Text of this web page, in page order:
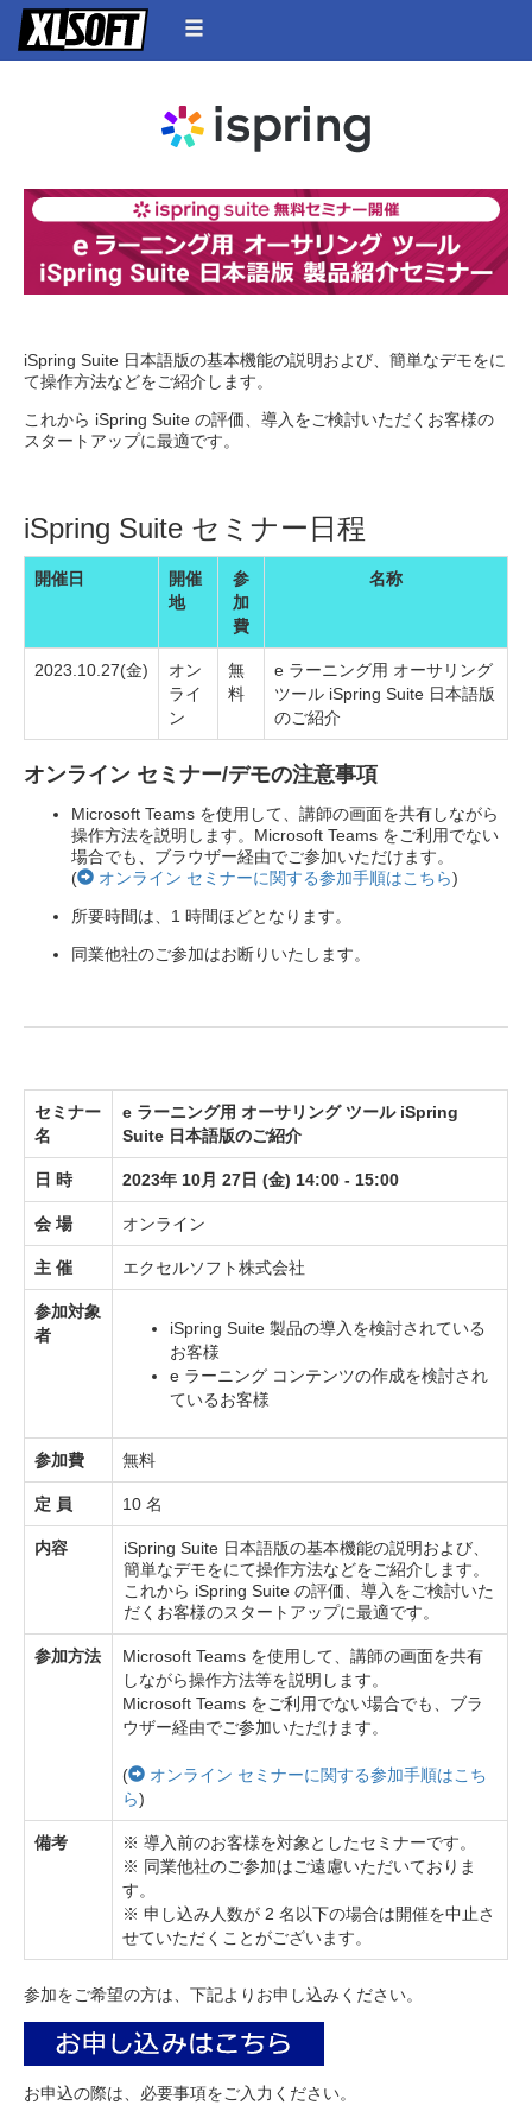
iSpring Suite 日本語版の基本機能の説明および、簡単なデモをに
て操作方法などをご紹介します。
これから iSpring Suite の評価、導入をご検討いただくお客様の
スタートアップに最適です。
iSpring Suite セミナー日程
開催日
開催
地
参
加
費
名称
2023.10.27(金)
オン
ライ
ン
無
料
e ラーニング用 オーサリング
ツール iSpring Suite 日本語版
のご紹介
オンライン セミナー/デモの注意事項
Microsoft Teams を使用して、講師の画面を共有しながら
操作方法を説明します。Microsoft Teams をご利用でない
場合でも、ブラウザー経由でご参加いただけます。
(
オンライン セミナーに関する参加手順はこちら)
所要時間は、1 時間ほどとなります。
同業他社のご参加はお断りいたします。
セミナー
名
e ラーニング用 オーサリング ツール iSpring
Suite 日本語版のご紹介
日 時 2023年 10月 27日 (金) 14:00 - 15:00
会 場 オンライン
主 催 エクセルソフト株式会社
参加対象
者
iSpring Suite 製品の導入を検討されている
お客様
e ラーニング コンテンツの作成を検討され
ているお客様
参加費 無料
定 員 10 名
内容
iSpring Suite 日本語版の基本機能の説明および、
簡単なデモをにて操作方法などをご紹介します。
これから iSpring Suite の評価、導入をご検討いた
だくお客様のスタートアップに最適です。
参加方法
Microsoft Teams を使用して、講師の画面を共有
しながら操作方法等を説明します。
Microsoft Teams をご利用でない場合でも、ブラ
ウザー経由でご参加いただけます。
(
オンライン セミナーに関する参加手順はこち
ら)
備考
※ 導入前のお客様を対象としたセミナーです。
※ 同業他社のご参加はご遠慮いただいておりま
す。
※ 申し込み人数が 2 名以下の場合は開催を中止さ
せていただくことがございます。
参加をご希望の方は、下記よりお申し込みください。
お申込の際は、必要事項をご入力ください。